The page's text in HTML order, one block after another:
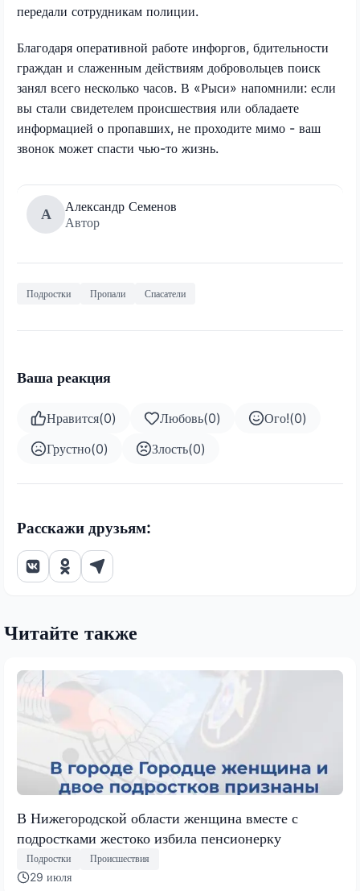
передали сотрудникам полиции.
Благодаря оперативной работе инфоргов, бдительности
граждан и слаженным действиям добровольцев поиск
занял всего несколько часов. В «Рыси» напомнили: если
вы стали свидетелем происшествия или обладаете
информацией о пропавших, не проходите мимо - ваш
звонок может спасти чью-то жизнь.
А
Александр Семенов
Автор
Подростки Пропали Спасатели
Ваша реакция
Нравится(0) Любовь(0) Ого!(0)
Грустно(0) Злость(0)
Расскажи друзьям:
Читайте также
В Нижегородской области женщина вместе с
подростками жестоко избила пенсионерку
Подростки Происшествия
29 июля